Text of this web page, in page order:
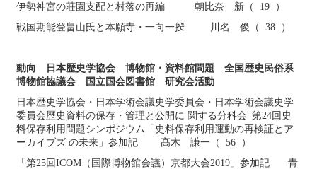
伊勢神宮の荘園支配と村落の再編 朝比奈 新（ 19 ）
戦国期能登畠山氏と本願寺・一向一揆 川名 俊（ 38 ）
動向
日本歴史学協会 博物館・資料館問題 全国歴史民俗系
博物館協議会 国立国会図書館 研究会活動
日本歴史学協会・日本学術会議史学委員会・日本学術会議史学
委員会歴史資料の保存・管理と公開に 関する分科会 第24回史
料保存利用問題シンポジウム「史料保存利用運動の再検証とア
ーカイブズ の未来」参加記 髙木 謙一（ 56 ）
「第25回ICOM（国際博物館会議）京都大会2019」参加記 青